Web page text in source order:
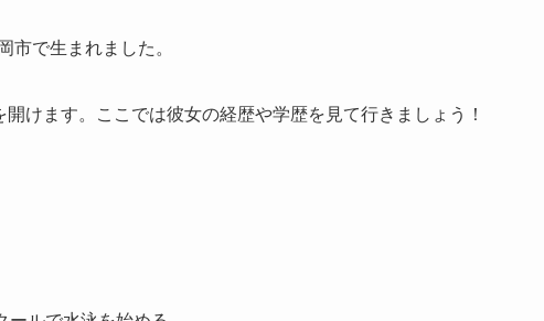
市で生まれました。
けます。ここでは彼女の経歴や学歴を見て行きましょう！